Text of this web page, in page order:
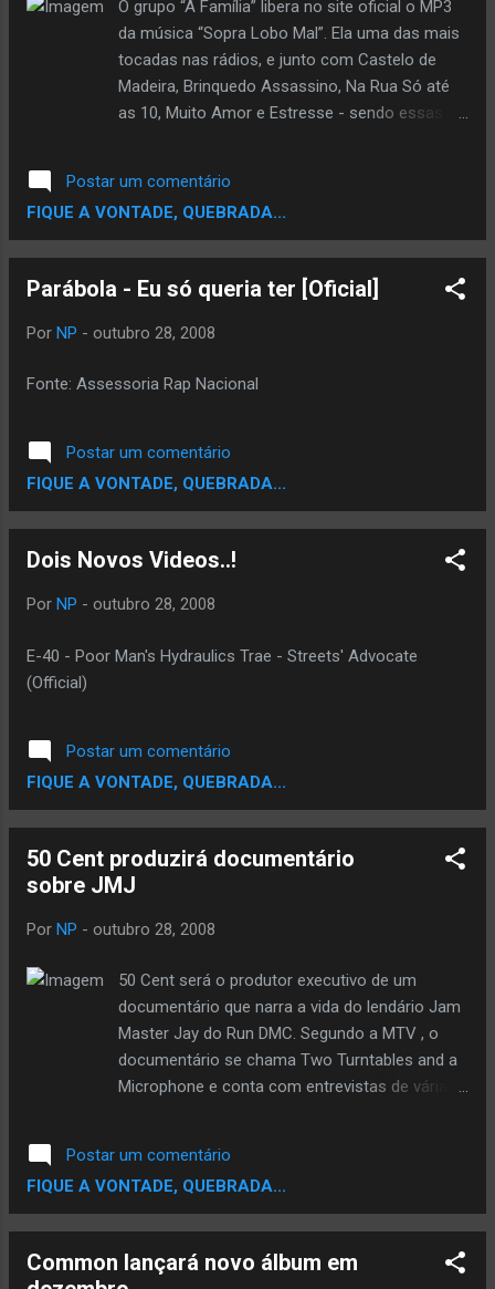
designa aquele cuja tarefa é vigiar a
comunidade e informar quando a polícia ou
algum grupo inimigo se aproxima. Os dois
produtores tiveram que enfrentar o ambiente
largamente comentado e discutido. Continue
Lendo>...
O grupo “A Família” libera no site oficial o MP3
da música “Sopra Lobo Mal”. Ela uma das mais
tocadas nas rádios, e junto com Castelo de
Madeira, Brinquedo Assassino, Na Rua Só até
as 10, Muito Amor e Estresse - sendo essas do
Com participação de Edi Rock – Racionais MCs,
a música ecoa por todos os palcos e alto-
falantes, se juntando às vozes de milhares de
pessoas em coro: “Pode Soprar lobo Mal, canta
boca de lata, aqui no pé do morro é nóis que
tá”. Clique aqui para baixar MP3 e acessar a
álbum e baixe outras duas músicas. Fonte:
Postar um comentário
FIQUE A VONTADE, QUEBRADA...
Parábola - Eu só queria ter [Oficial]
Por NP - outubro 28, 2008
Fonte: Assessoria Rap Nacional
Postar um comentário
FIQUE A VONTADE, QUEBRADA...
Dois Novos Videos..!
Por NP - outubro 28, 2008
E-40 - Poor Man's Hydraulics Trae - Streets' Advocate
(Official)
Postar um comentário
FIQUE A VONTADE, QUEBRADA...
50 Cent produzirá documentário
sobre JMJ
Por NP - outubro 28, 2008
50 Cent será o produtor executivo de um
documentário que narra a vida do lendário Jam
Master Jay do Run DMC. Segundo a MTV , o
documentário se chama Two Turntables and a
Microphone e conta com entrevistas de várias
Simmons. Jam Master Jay teve um grande
papel no começo da carreira de 50 Cent. Ele foi
baleado e morto em seu estúdio no Queens em
Não foi um ato de violência sem propósito.
Postar um comentário
FIQUE A VONTADE, QUEBRADA...
Common lançará novo álbum em